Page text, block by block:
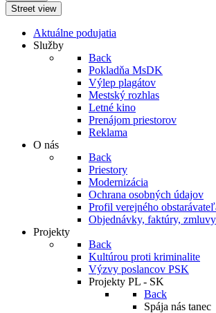
Street view
Aktuálne podujatia
Služby
Back
Pokladňa MsDK
Výlep plagátov
Mestský rozhlas
Letné kino
Prenájom priestorov
Reklama
O nás
Back
Priestory
Modernizácia
Ochrana osobných údajov
Profil verejného
Objednávky, faktúry, zmluvy
Projekty
Back
Kultúrou proti kriminalite
Výzvy poslancov PSK
Projekty PL - SK
Back
Spája nás tanec